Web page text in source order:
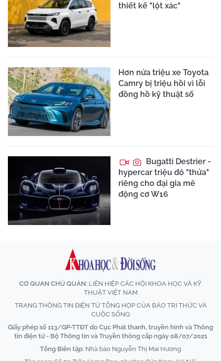
thiết kế "lột xác"
Hơn nửa triệu xe Toyota
Camry bị triệu hồi vì lỗi
đồng hồ kỹ thuật số
Bugatti Destrier -
hypercar triệu đô "thửa"
riêng cho đại gia mê
động cơ W16
CƠ QUAN CHỦ QUẢN: LIÊN HIỆP CÁC HỘI KHOA HỌC VÀ KỸ
THUẬT VIỆT NAM
TRANG THÔNG TIN ĐIỆN TỬ TỔNG HỢP CỦA BÁO TRI THỨC VÀ
CUỘC SỐNG
Giấy phép số 113/GP-TTĐT do Cục Phát thanh, truyền hình và Thông
tin điện tử - Bộ Thông tin và Truyền thông cấp ngày 08/07/2021
Tổng Biên tập: Nhà báo Nguyễn Thị Mai Hương